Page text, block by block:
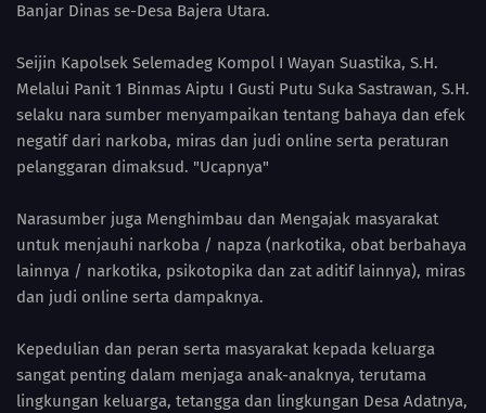
Banjar Dinas se-Desa Bajera Utara.
Seijin Kapolsek Selemadeg Kompol I Wayan Suastika, S.H.
Melalui Panit 1 Binmas Aiptu I Gusti Putu Suka Sastrawan, S.H.
selaku nara sumber menyampaikan tentang bahaya dan efek
negatif dari narkoba, miras dan judi online serta peraturan
pelanggaran dimaksud. "Ucapnya"
Narasumber juga Menghimbau dan Mengajak masyarakat
untuk menjauhi narkoba / napza (narkotika, obat berbahaya
lainnya / narkotika, psikotopika dan zat aditif lainnya), miras
dan judi online serta dampaknya.
Kepedulian dan peran serta masyarakat kepada keluarga
sangat penting dalam menjaga anak-anaknya, terutama
lingkungan keluarga, tetangga dan lingkungan Desa Adatnya,